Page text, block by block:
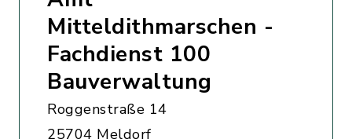
Mitteldithmarschen -
Fachdienst 100
Bauverwaltung
Roggenstraße 14
25704 Meldorf